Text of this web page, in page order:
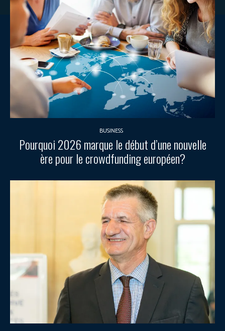
BUSINESS
Pourquoi 2026 marque le début d’une nouvelle
ère pour le crowdfunding européen?